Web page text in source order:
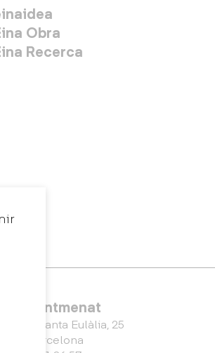
SECUNDARIO
Obra
Recerca
Eina Sentmenat
Passeig Santa Eulàlia, 25
Barcelona